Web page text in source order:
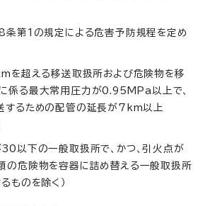
第1の規定による危害予防規程を定め
を超える移送取扱所および危険物を移
係る最大常用圧力が0.95MPa以上で、
するための配管の延長が7km以上
以下の一般取扱所で、かつ、引火点が
の危険物を容器に詰め替える一般取扱所
ものを除く）